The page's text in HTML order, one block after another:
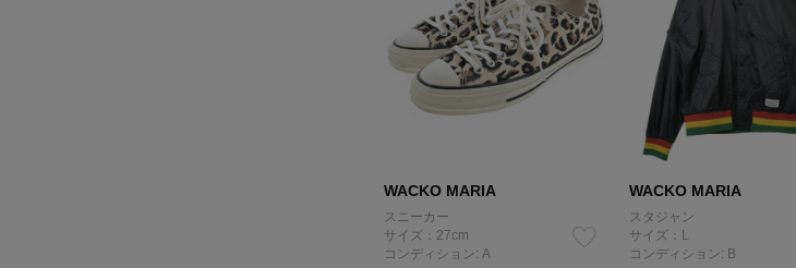
WACKO MARIA
スニーカー
サイズ：27cm
コンディション: A
WACKO MARIA
スタジャン
サイズ：L
コンディション: B